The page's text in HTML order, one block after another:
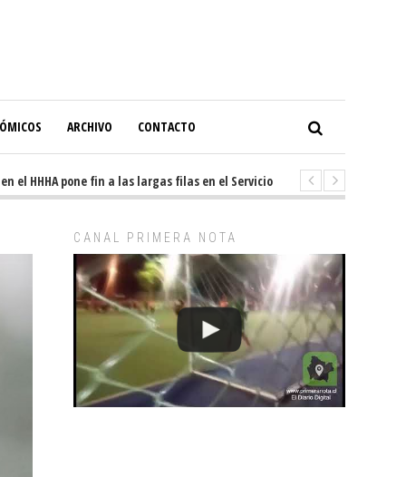
ARCHIVO CONTACTO
pone fin a las largas filas en el Servicio de Imagenología
CANAL PRIMERA NOTA